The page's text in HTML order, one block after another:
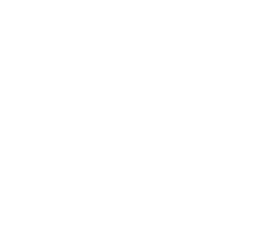
Mettre de l'ordre n'est qu'un préalable, qui va
débloque de l'énergie, on lui permet de circuler
dormez pas à même le sol ni sur un lit trop
entre- poser sous le sommier, dans